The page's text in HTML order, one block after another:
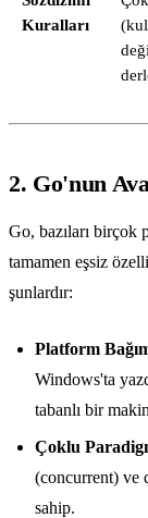
Kuralları
2. Go'nun
Go, bazıları birçok
tamamen eşsiz
şunlardır:
Platform
Windows'ta
tabanlı bir
Çoklu
(concurrent) ve
sahip.